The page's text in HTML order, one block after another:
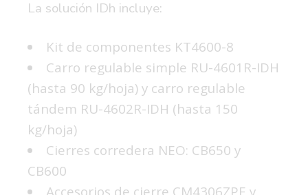
La solución IDh incluye:
Kit de componentes KT4600-8
Carro regulable simple RU-4601R-IDH
(hasta 90 kg/hoja) y carro regulable
tándem RU-4602R-IDH (hasta 150
kg/hoja)
Cierres corredera NEO: CB650 y
CB600